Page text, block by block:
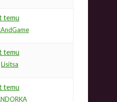
temu
temu
Lisitsa
temu